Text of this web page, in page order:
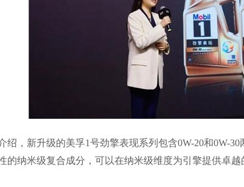
绍，新升级的美孚1号劲擎表现系列包含0W-20和0W-
的纳米级复合成分，可以在纳米级维度为引擎提供卓越